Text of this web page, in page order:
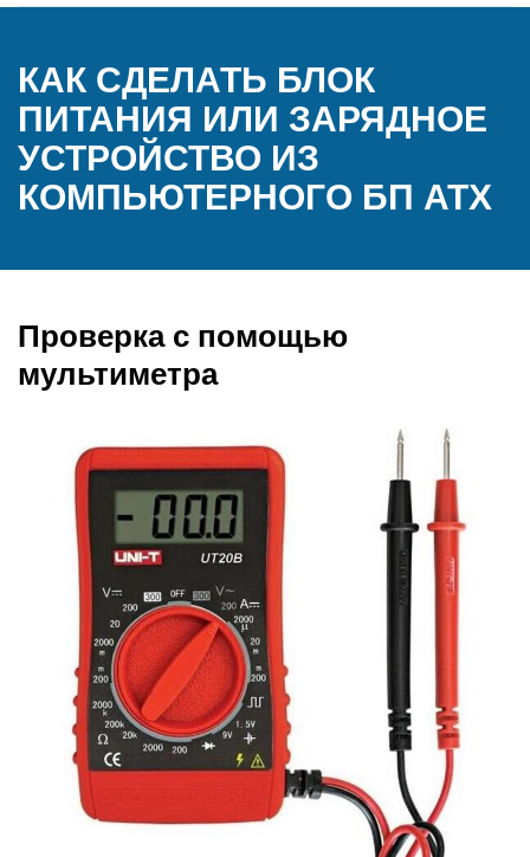
КАК СДЕЛАТЬ БЛОК
ПИТАНИЯ ИЛИ ЗАРЯДНОЕ
УСТРОЙСТВО ИЗ
КОМПЬЮТЕРНОГО БП ATX
Проверка с помощью
мультиметра